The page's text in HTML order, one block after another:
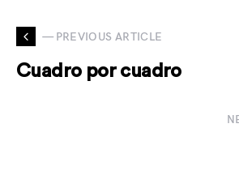
— PREVIOUS ARTICLE
Cuadro por cuadro